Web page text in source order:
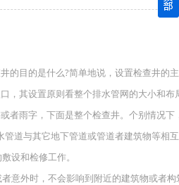
的这些基础知识你都记住了吗？
池时可能遇到这些难题
的七大好处你都记住了吗？
目的是什么?简单地说，设置检查井的
，其设置原则看整个排水管网的大小和
者雨字，下面是整个检查井。个别情况
管道与其它地下管道或管道者建筑物等相
和检修工作。
外时，不会影响到附近的建筑物或者构